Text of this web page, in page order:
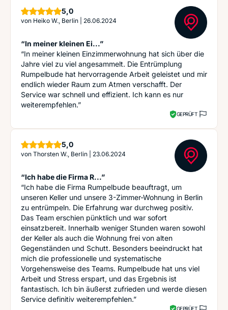
5,0Sterne
von Heiko W., Berlin 26.06.2024
“In meiner kleinen Ei...”
“In meiner kleinen Einzimmerwohnung hat sich über die
Jahre viel zu viel angesammelt. Die Entrümplung
Rumpelbude hat hervorragende Arbeit geleistet und mir
endlich wieder Raum zum Atmen verschafft. Der
Service war schnell und effizient. Ich kann es nur
weiterempfehlen.”
GEPRÜFT
5,0Sterne
von Thorsten W., Berlin 23.06.2024
“Ich habe die Firma R...”
“Ich habe die Firma Rumpelbude beauftragt, um
unseren Keller und unsere 3-Zimmer-Wohnung in Berlin
zu entrümpeln. Die Erfahrung war durchweg positiv.
Das Team erschien pünktlich und war sofort
einsatzbereit. Innerhalb weniger Stunden waren sowohl
der Keller als auch die Wohnung frei von alten
Gegenständen und Schutt. Besonders beeindruckt hat
mich die professionelle und systematische
Vorgehensweise des Teams. Rumpelbude hat uns viel
Arbeit und Stress erspart, und das Ergebnis ist
fantastisch. Ich bin äußerst zufrieden und werde diesen
Service definitiv weiterempfehlen.”
GEPRÜFT